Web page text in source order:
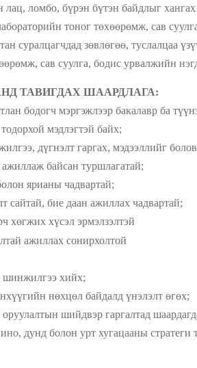
бүтэн байдлыг хангах
төхөөрөмж, сав суулга,
зөвлөгөө, туслалцаа
бодис урвалжийн нэгдсэн
ТАВИГДАХ ШААРДЛАГА:
бодогч мэргэжлээр бакалавр ба
байх;
гаргах, мэдээллийг
туршлагатай;
чадвартай;
даан ажиллах чадвартай;
эрмэлзэлтэй
ажиллах сонирхолтой
хийх;
байдалд үнэлэлт өгөх;
гаргалтад шаардагдах
хугацааны стратеги